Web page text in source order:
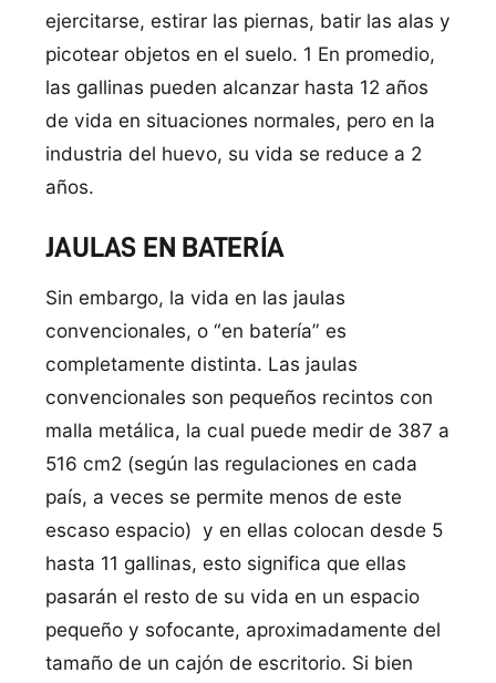
ejercitarse, estirar las piernas, batir las alas y
picotear objetos en el suelo. 1 En promedio,
las gallinas pueden alcanzar hasta 12 años
de vida en situaciones normales, pero en la
industria del huevo, su vida se reduce a 2
años.
JAULAS EN BATERÍA
Sin embargo, la vida en las jaulas
convencionales, o “en batería” es
completamente distinta. Las jaulas
convencionales son pequeños recintos con
malla metálica, la cual puede medir de 387 a
516 cm2 (según las regulaciones en cada
país, a veces se permite menos de este
escaso espacio) y en ellas colocan desde 5
hasta 11 gallinas, esto significa que ellas
pasarán el resto de su vida en un espacio
pequeño y sofocante, aproximadamente del
tamaño de un cajón de escritorio. Si bien